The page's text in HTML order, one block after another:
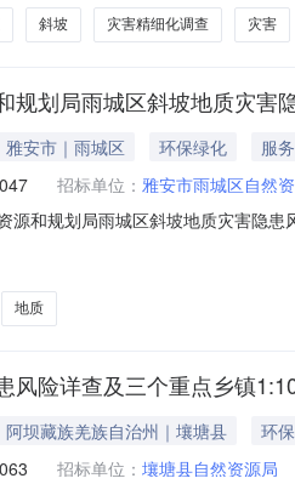
斜坡 灾害精细化调查 灾害
规划局雨城区斜坡地质灾
雅安市｜雨城区 环保绿化
服务
招标单位： 雅安市雨城区自然
源和规划局雨城区斜坡地质灾害隐
同主体采购人(甲方)：雅安市雨城
地质
风险详查及三个重点乡镇
阿坝藏族羌族自治州｜壤塘县
环
招标单位： 壤塘县自然资源局